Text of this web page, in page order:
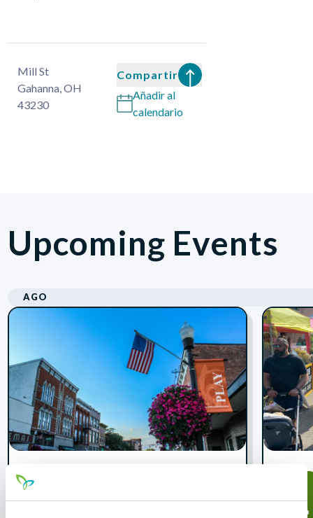
Mill St
Gahanna,OH
43230
Compartir
Añadir al
calendario
Upcoming Events
AGO
Friday Nights
ago